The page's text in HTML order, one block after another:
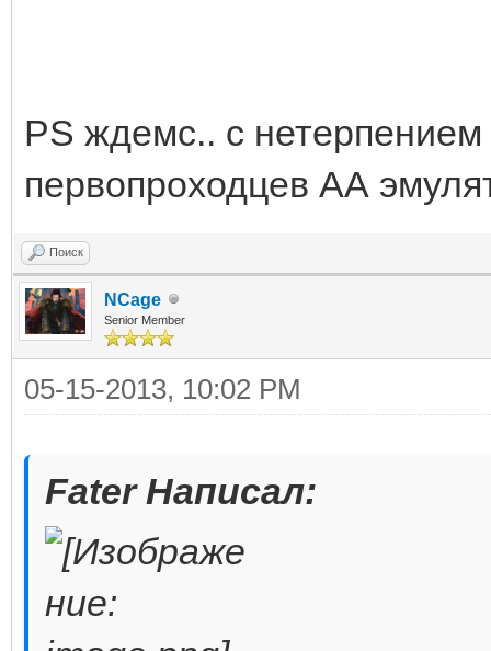
PS ждемс.. с
первопроходцев АА
Поиск
NCage
Senior Member
05-15-2013, 10:02 PM
Fater Написал: